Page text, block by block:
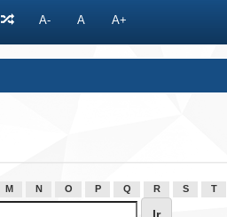
A- A A+
M N O P Q R S T